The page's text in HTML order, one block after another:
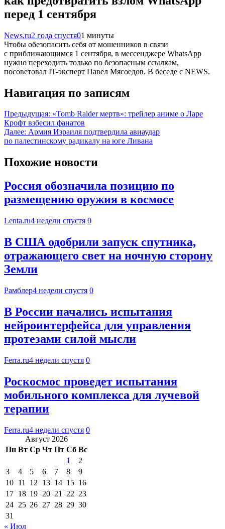
перед 1 сентября
News.ru2 года спустя01 минуты
Чтобы обезопасить себя от мошенников в связи
с приближающимся 1 сентября, в мессенджере WhatsApp
нужно переходить только по безопасным ссылкам,
посоветовал IT-эксперт Павел Мясоедов. В беседе с NEWS.
Навигация по записям
Предыдущая: «Tomb Raider мертв»: трейлер аниме о Ларе
Крофт взбесил фанатов
Далее: Армия Израиля подтвердила авиаудар
по палестинскому радикалу на юге Ливана
Похожие новости
Россия обозначила позицию по
размещению оружия в космосе
Lenta.ru4 недели спустя 0
В США одобрили запуск спутника,
отражающего свет на ночную сторону
Земли
Рамблер4 недели спустя 0
В России начались испытания
нейроинтерфейса для управления
протезами силой мысли
Ferra.ru4 недели спустя 0
Роскосмос проведет испытания
мобильного комплекса для лучевой
терапии
Ferra.ru4 недели спустя 0
Август 2026
Пн Вт Ср Чт Пт Сб Вс
1
2
3
4 5 6 7 8
9
10 11 12 13 14 15 16
17 18 19 20 21 22 23
24 25 26 27 28 29 30
31
« Июл